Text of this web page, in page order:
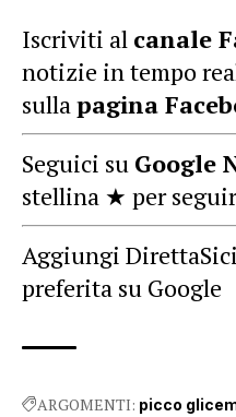
Iscriviti al canale
notizie in tempo
sullapagina
Seguici su Google
stellina ★ per
Aggiungi
preferita su Google
ARGOMENTI: picco